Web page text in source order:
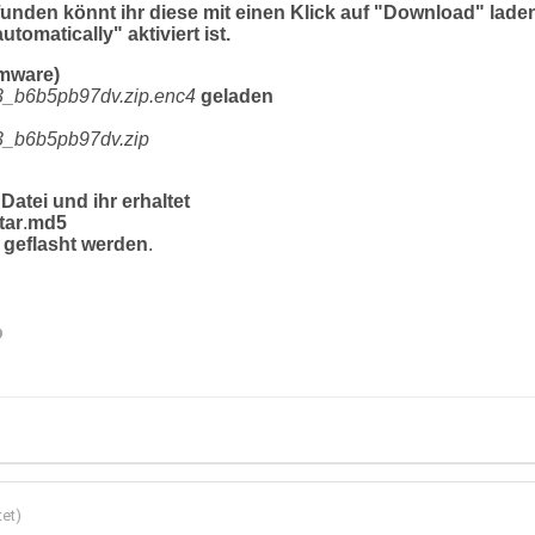
könnt ihr diese mit einen Klick auf "Download"
aktiviert ist.
geladen
und ihr erhaltet
.md5
werden.